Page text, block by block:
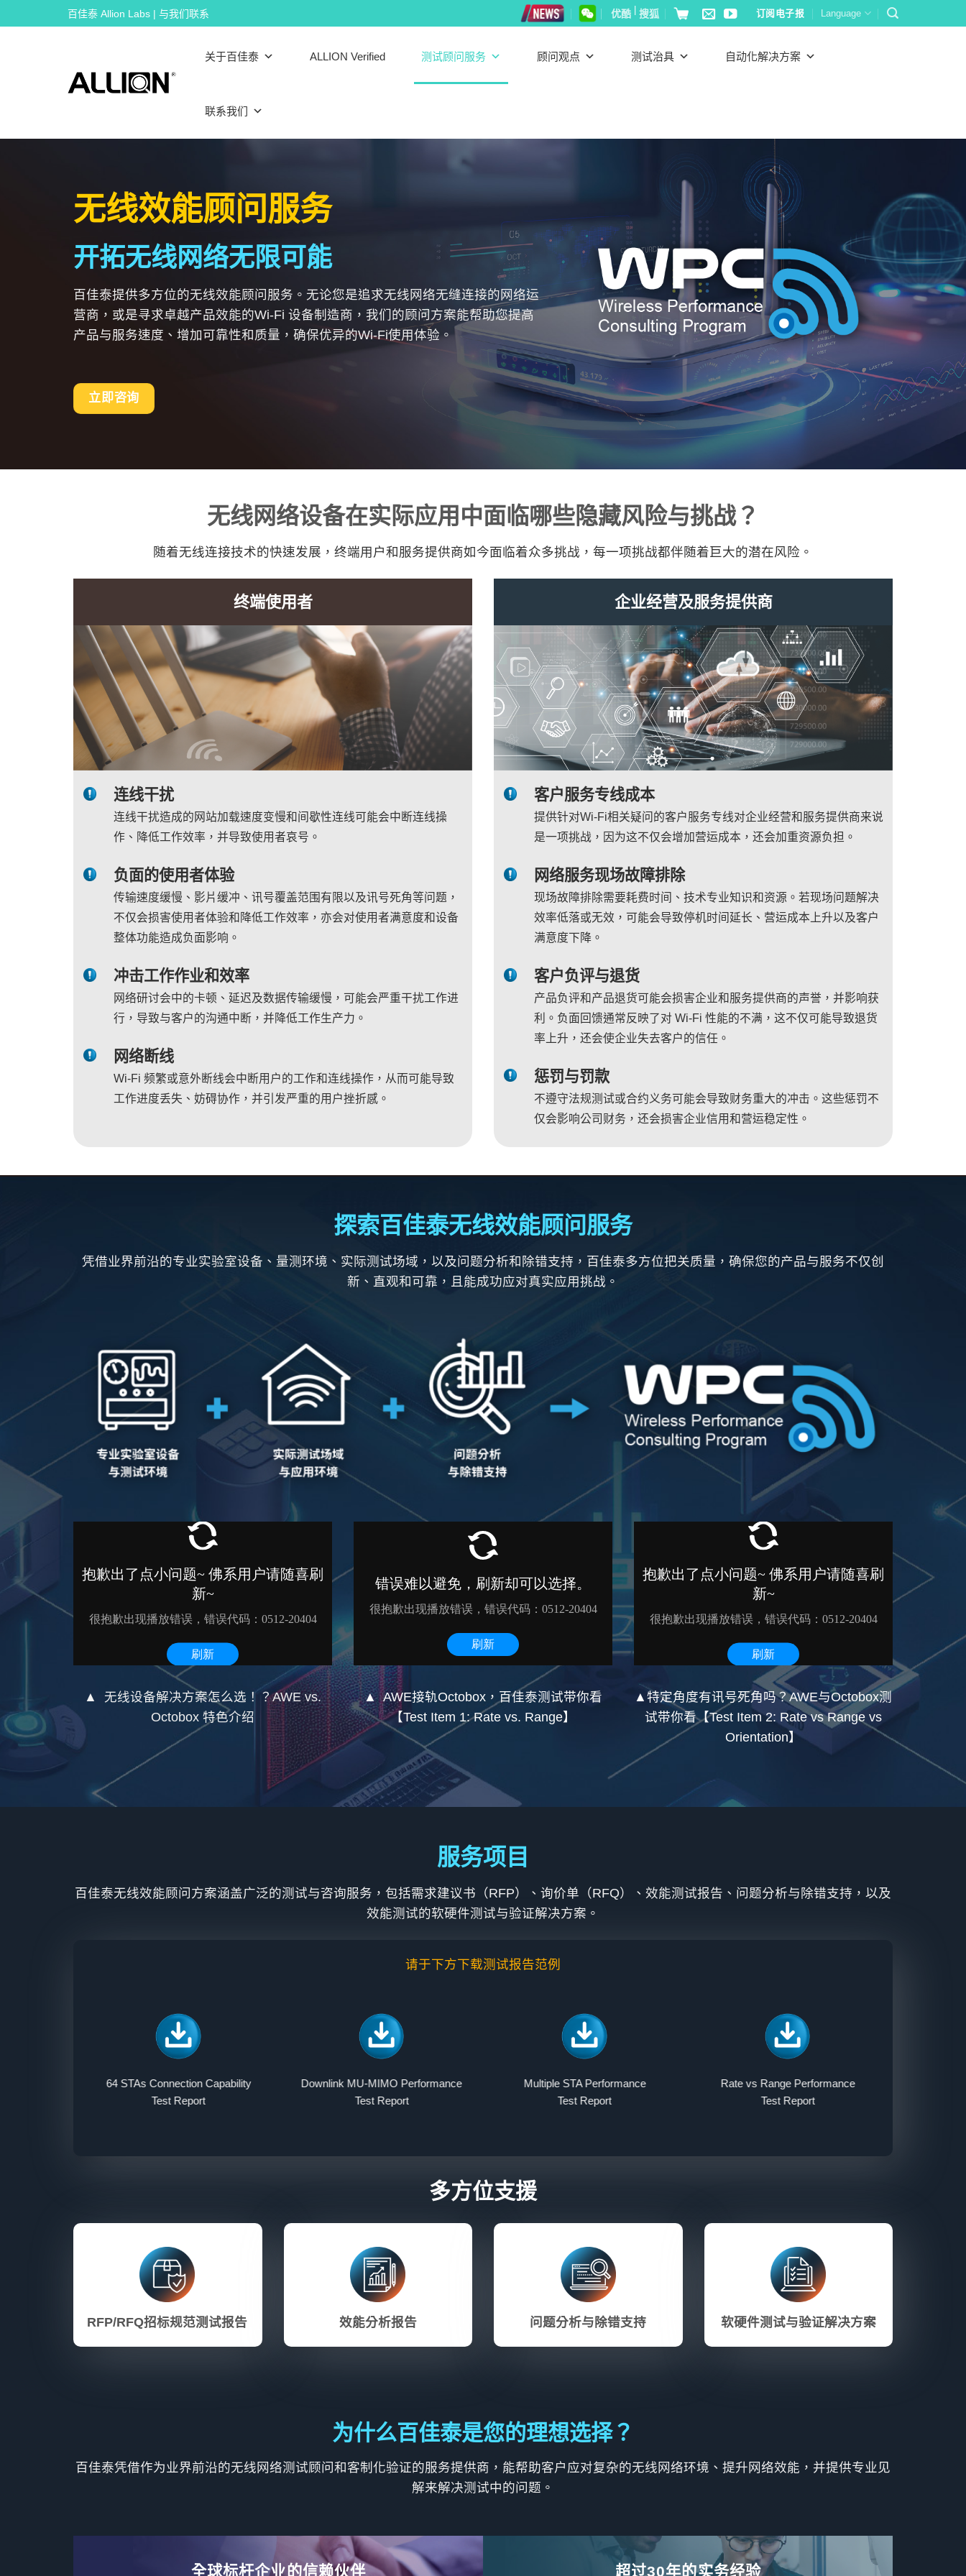
to
百佳泰 Allion Labs | 与我们联系 优酷| 搜狐 订阅电子报 Language
关于百佳泰 ALLION Verified 测试顾问服务 顾问观点 测试治具 自动化解决方案
联系我们
无线效能顾问服务
开拓无线网络无限可能
百佳泰提供多方位的无线效能顾问服务。无论您是追求无线网络无缝连接的网络运
营商，或是寻求卓越产品效能的Wi-Fi 设备制造商，我们的顾问方案能帮助您提高
产品与服务速度、增加可靠性和质量，确保优异的Wi-Fi使用体验。
立即咨询
无线网络设备在实际应用中面临哪些隐藏风险与挑战？
随着无线连接技术的快速发展，终端用户和服务提供商如今面临着众多挑战，每一项挑战都伴随着巨大的潜在风险。
终端使用者
连线干扰
连线干扰造成的网站加载速度变慢和间歇性连线可能会中断连线操
作、降低工作效率，并导致使用者哀号。
负面的使用者体验
传输速度缓慢、影片缓冲、讯号覆盖范围有限以及讯号死角等问题，
不仅会损害使用者体验和降低工作效率，亦会对使用者满意度和设备
整体功能造成负面影响。
冲击工作作业和效率
网络研讨会中的卡顿、延迟及数据传输缓慢，可能会严重干扰工作进
行，导致与客户的沟通中断，并降低工作生产力。
网络断线
Wi-Fi 频繁或意外断线会中断用户的工作和连线操作，从而可能导致
工作进度丢失、妨碍协作，并引发严重的用户挫折感。
企业经营及服务提供商
客户服务专线成本
提供针对Wi-Fi相关疑问的客户服务专线对企业经营和服务提供商来说
是一项挑战，因为这不仅会增加营运成本，还会加重资源负担。
网络服务现场故障排除
现场故障排除需要耗费时间、技术专业知识和资源。若现场问题解决
效率低落或无效，可能会导致停机时间延长、营运成本上升以及客户
满意度下降。
客户负评与退货
产品负评和产品退货可能会损害企业和服务提供商的声誉，并影响获
利。负面回馈通常反映了对 Wi-Fi 性能的不满，这不仅可能导致退货
率上升，还会使企业失去客户的信任。
惩罚与罚款
不遵守法规测试或合约义务可能会导致财务重大的冲击。这些惩罚不
仅会影响公司财务，还会损害企业信用和营运稳定性。
探索百佳泰无线效能顾问服务
凭借业界前沿的专业实验室设备、量测环境、实际测试场域，以及问题分析和除错支持，百佳泰多方位把关质量，确保您的产品与服务不仅创
新、直观和可靠，且能成功应对真实应用挑战。
▲ 无线设备解决方案怎么选！？AWE vs.
Octobox 特色介绍
▲ AWE接轨Octobox，百佳泰测试带你看
【Test Item 1: Rate vs. Range】
▲特定角度有讯号死角吗？AWE与Octobox测
试带你看【Test Item 2: Rate vs Range vs
Orientation】
服务项目
百佳泰无线效能顾问方案涵盖广泛的测试与咨询服务，包括需求建议书（RFP）、询价单（RFQ）、效能测试报告、问题分析与除错支持，以及
效能测试的软硬件测试与验证解决方案。
请于下方下载测试报告范例
64 STAs Connection Capability
Test Report
Downlink MU-MIMO Performance
Test Report
Multiple STA Performance
Test Report
Rate vs Range Performance
Test Report
多方位支援
RFP/RFQ招标规范测试报告 效能分析报告 问题分析与除错支持 软硬件测试与验证解决方案
为什么百佳泰是您的理想选择？
百佳泰凭借作为业界前沿的无线网络测试顾问和客制化验证的服务提供商，能帮助客户应对复杂的无线网络环境、提升网络效能，并提供专业见
解来解决测试中的问题。
全球标杆企业的信赖伙伴 超过30年的实务经验